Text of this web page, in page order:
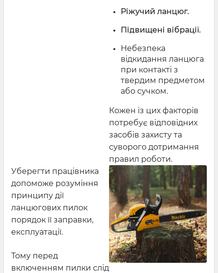
Ріжучий ланцюг.
Підвищені вібрації.
Небезпека
відкидання ланцюга
при контакті з
твердим предметом
або сучком.
Кожен із цих факторів
потребує відповідних
засобів захисту та
суворого дотримання
правил роботи.
Уберегти працівника
допоможе розуміння
принципу дії
ланцюгових пилок
порядок її заправки,
експлуатації.
Тому перед
включенням пилки слід